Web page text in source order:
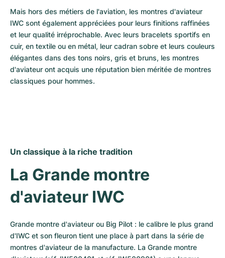
Mais hors des métiers de l'aviation, les montres d'aviateur
IWC sont également appréciées pour leurs finitions raffinées
et leur qualité irréprochable. Avec leurs bracelets sportifs en
cuir, en textile ou en métal, leur cadran sobre et leurs couleurs
élégantes dans des tons noirs, gris et bruns, les montres
d'aviateur ont acquis une réputation bien méritée de montres
classiques pour hommes.
Un classique à la riche tradition
La Grande montre
d'aviateur IWC
Grande montre d'aviateur ou Big Pilot : le calibre le plus grand
d'IWC et son fleuron tient une place à part dans la série de
montres d'aviateur de la manufacture. La Grande montre